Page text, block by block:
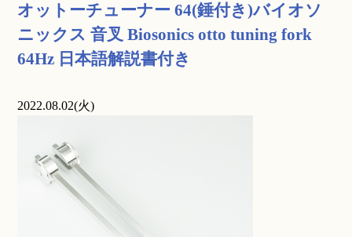
オットーチューナー 64(錘付き)バイオソ
ニックス 音叉 Biosonics otto tuning fork
64Hz 日本語解説書付き
2022.08.02(火)